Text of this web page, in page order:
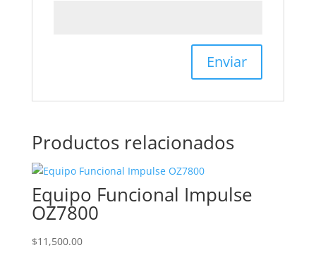
Productos relacionados
Equipo Funcional Impulse
OZ7800
$11,500.00